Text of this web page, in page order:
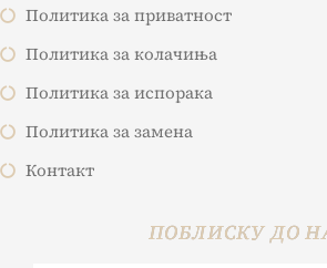
Политика за приватност
Политика за колачиња
Политика за испорака
Политика за замена
Контакт
ПОБЛИСКУ ДО